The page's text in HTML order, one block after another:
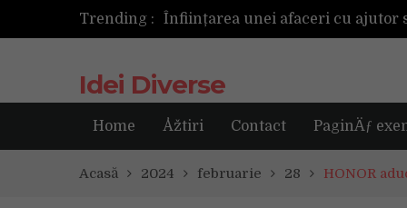
Trending :
Următoarea fotografie poate fi
Idei Diverse
Home Åžtiri Contact PaginÄƒ
Acasă 2024 februarie 28 HONOR